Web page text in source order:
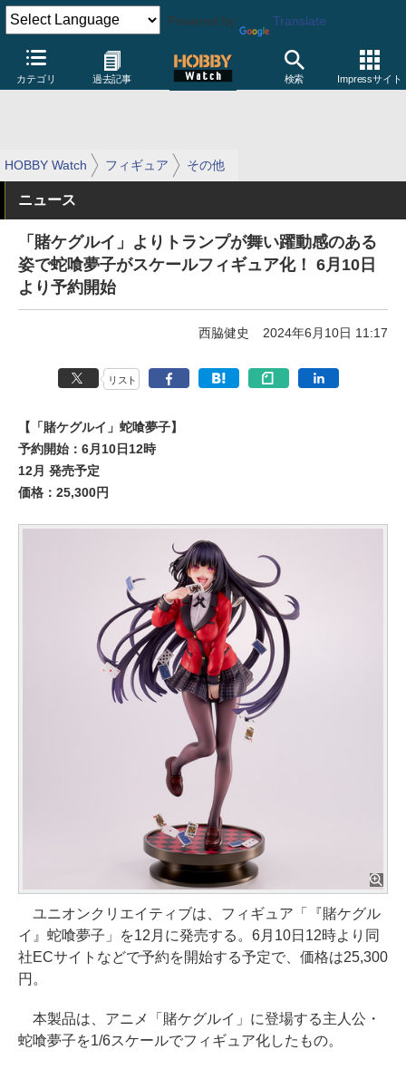
Powered by Translate
カテゴリ 過去記事 検索 Impressサイト
HOBBY Watch フィギュア その他
ニュース
「賭ケグルイ」よりトランプが舞い躍動感のある
姿で蛇喰夢子がスケールフィギュア化！ 6月10日
より予約開始
西脇健史 2024年6月10日 11:17
リスト
【「賭ケグルイ」蛇喰夢子】
予約開始：6月10日12時
12月 発売予定
価格：25,300円
ユニオンクリエイティブは、フィギュア「『賭ケグル
イ』蛇喰夢子」を12月に発売する。6月10日12時より同
社ECサイトなどで予約を開始する予定で、価格は25,300
円。
本製品は、アニメ「賭ケグルイ」に登場する主人公・
蛇喰夢子を1/6スケールでフィギュア化したもの。